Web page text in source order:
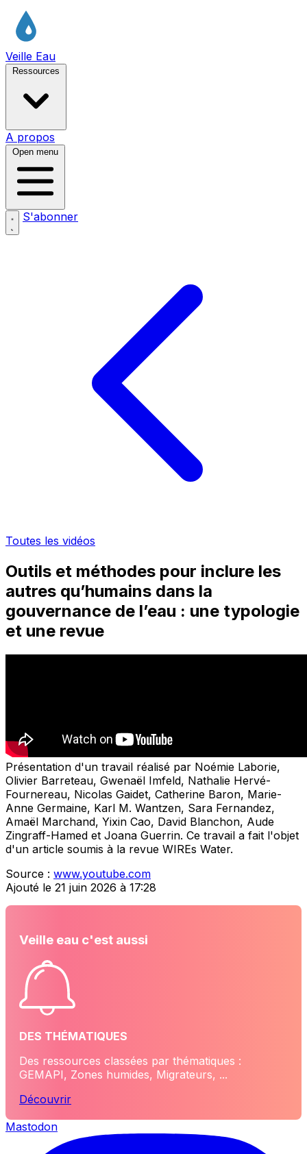
Veille Eau
Ressources
A propos
Open menu
S'abonner
Toutes les vidéos
Outils et méthodes pour inclure les
autres qu’humains dans la
gouvernance de l’eau : une typologie
et une revue
Présentation d'un travail réalisé par Noémie Laborie,
Olivier Barreteau, Gwenaël Imfeld, Nathalie Hervé-
Fournereau, Nicolas Gaidet, Catherine Baron, Marie-
Anne Germaine, Karl M. Wantzen, Sara Fernandez,
Amaël Marchand, Yixin Cao, David Blanchon, Aude
Zingraff-Hamed et Joana Guerrin. Ce travail a fait l'objet
d'un article soumis à la revue WIREs Water.
Source : www.youtube.com
Ajouté le 21 juin 2026 à 17:28
Veille eau c'est aussi
DES THÉMATIQUES
Des ressources classées par thématiques :
GEMAPI, Zones humides, Migrateurs, ...
Découvrir
Mastodon